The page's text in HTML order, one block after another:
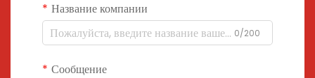
Название компании
0/200
Сообщение